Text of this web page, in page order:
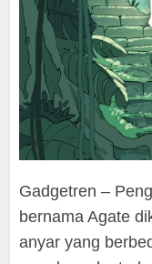
Gadgetren –
bernama Agate
anyar yang